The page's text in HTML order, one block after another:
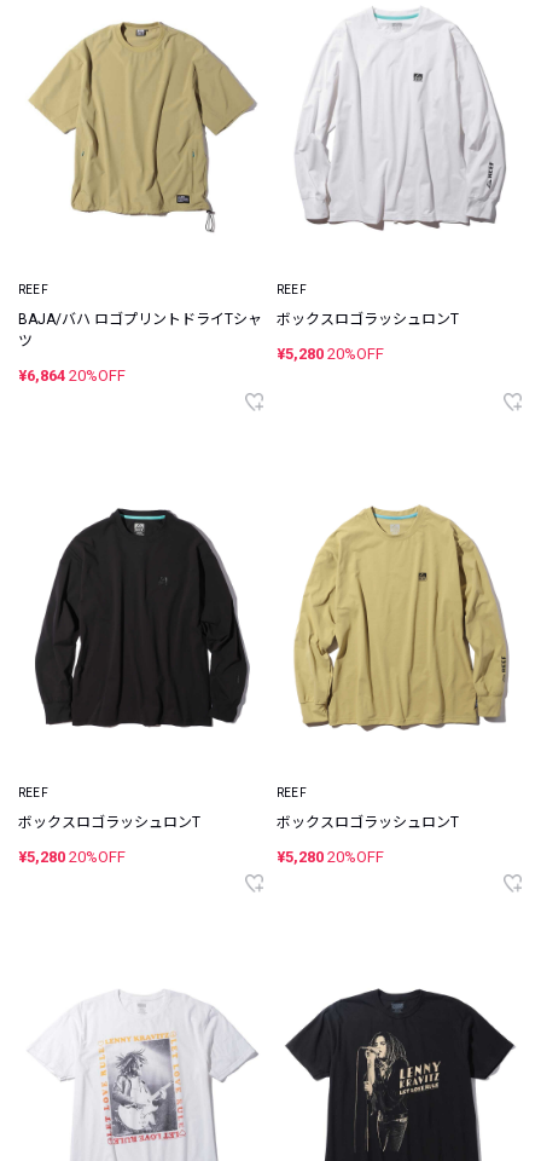
REEF
BAJA/バハ ロゴプリントドライTシャ
ツ
¥6,864 20%OFF
REEF
ボックスロゴラッシュロンT
¥5,280 20%OFF
REEF
ボックスロゴラッシュロンT
¥5,280 20%OFF
REEF
ボックスロゴラッシュロンT
¥5,280 20%OFF